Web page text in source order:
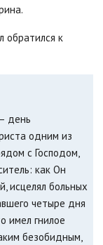
обратился к
день
одним из
с Господом,
как Он
исцелял больных
четыре дня
имел гнилое
безобидным,